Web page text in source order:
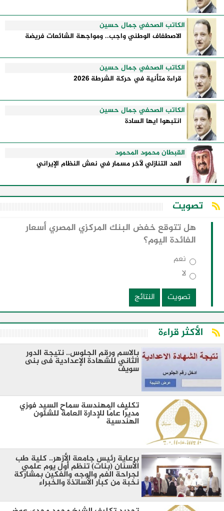
الكاتب الصحفي جمال حسين
الاصطفاف الوطني واجب.. ومواجهة الشائعات فريضة
الكاتب الصحفي جمال حسين
قراءة متأنية في حركة الشرطة 2026
الكاتب الصحفي جمال حسين
انتبهوا ايها السادة
القبطان محمود المحمود
العد التنازلي لآخر مسمار في نعش النظام الإيراني
تصويت
هل تتوقع خفض البنك المركزي المصري أسعار
الفائدة اليوم؟
نعم
لا
تصويت
النتائج
الأكثر قراءة
بالاسم ورقم الجلوس.. نتيجة الدور
الثاني للشهادة الإعدادية فى بنى
سويف
تكليف المهندسة سماح السيد فوزي
مديرًا عامًا للإدارة العامة للشئون
الهندسية
برعاية رئيس جامعة الأزهر.. كلية طب
الأسنان (بنات) تنظم أول يوم علمي
لجراحة الفم والوجه والفكين بمشاركة
نخبة من كبار الأساتذة والخبراء